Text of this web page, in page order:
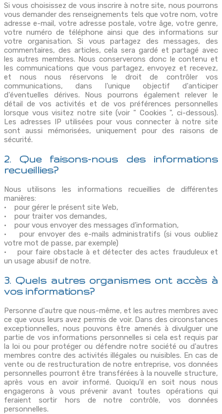
Si vous choisissez de vous inscrire à notre site, nous pourrons
vous demander des renseignements tels que votre nom, votre
adresse e-mail, votre adresse postale, votre âge, votre genre,
votre numéro de téléphone ainsi que des informations sur
votre organisation. Si vous partagez des messages, des
commentaires, des articles, cela sera gardé et partagé avec
les autres membres. Nous conserverons donc le contenu et
les communications que vous partagez, envoyez et recevez,
et nous nous réservons le droit de contrôler vos
communications, dans l'unique objectif d'anticiper
d'éventuelles dérives. Nous pourrons également relever le
détail de vos activités et de vos préférences personnelles
lorsque vous visitez notre site (voir " Cookies ", ci-dessous).
Les adresses IP utilisées pour vous connecter à notre site
sont aussi mémorisées, uniquement pour des raisons de
sécurité.
2. Que faisons-nous des informations
recueillies?
Nous utilisons les informations recueillies de différentes
manières:
• pour gérer le présent site Web,
• pour traiter vos demandes,
• pour vous envoyer des messages d'information,
• pour envoyer des e-mails administratifs (si vous oubliez
votre mot de passe, par exemple)
• pour faire obstacle à et détecter des actes frauduleux et
un usage abusif de notre.
3. Quels autres organismes ont accès à
vos informations?
Personne d'autre que nous-même, et les autres membres avec
ce que vous leurs avez permis de voir. Dans des circonstances
exceptionnelles, nous pouvons être amenés à divulguer une
partie de vos informations personnelles si cela est requis par
la loi ou pour protéger ou défendre notre société ou d'autres
membres contre des activités illégales ou nuisibles. En cas de
vente ou de restructuration de notre entreprise, vos données
personnelles pourront être transférées à la nouvelle structure,
après vous en avoir informé. Quoiqu'il en soit nous nous
engagerons à vous prévenir avant toutes opérations qui
feraient sortir hors de notre contrôle, vos données
personnelles.